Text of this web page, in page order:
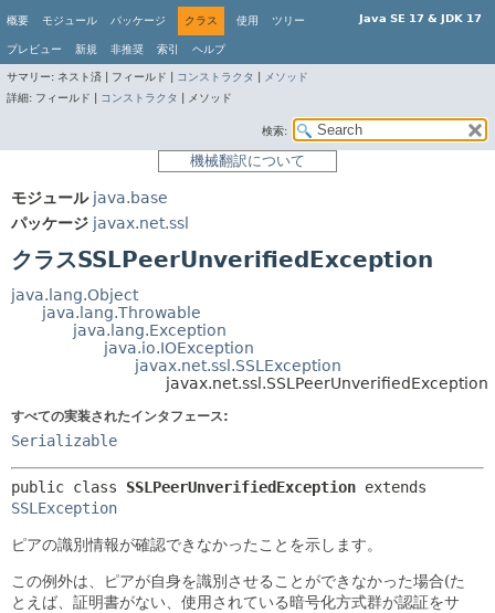
Java SE 17 & JDK 17
概要 モジュール パッケージ クラス 使用 ツリー
プレビュー 新規 非推奨 索引 ヘルプ
サマリー: ネスト済 | フィールド | コンストラクタ
メソッド
詳細: フィールド | コンストラクタ メソッド
検索:
機械翻訳について
モジュール java.base
パッケージ javax.net.ssl
クラスSSLPeerUnverifiedException
java.lang.Object
java.lang.Throwable
java.lang.Exception
java.io.IOException
javax.net.ssl.SSLException
javax.net.ssl.SSLPeerUnverifiedException
すべての実装されたインタフェース:
Serializable
public class SSLPeerUnverifiedException
SSLException
ピアの識別情報が確認できなかったことを示します。
この例外は、ピアが自身を識別させることができなかった場合(た
とえば、証明書がない、使用されている暗号化方式群が認証をサ